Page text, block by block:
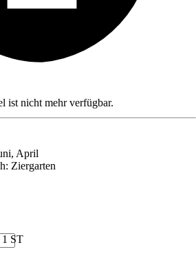
ist nicht mehr verfügbar.
April
: Ziergarten
1 ST